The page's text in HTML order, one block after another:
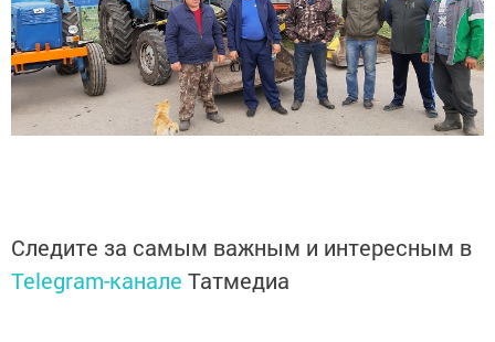
Следите за самым важным и интересным в
Telegram-канале Татмедиа